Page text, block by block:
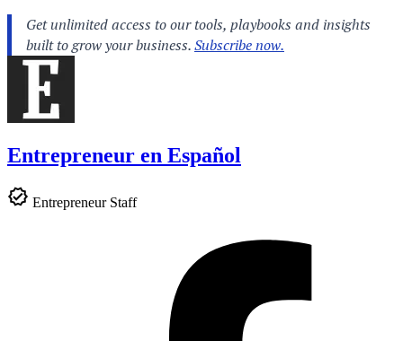
Entrepreneur en Español
Entrepreneur Staff